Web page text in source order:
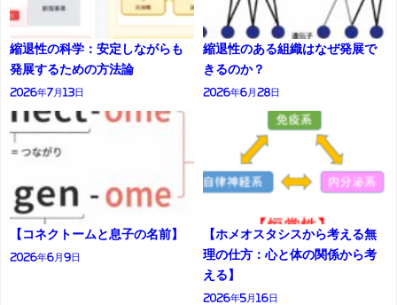
縮退性の科学：安定しながらも
発展するための方法論
2026年7月13日
縮退性のある組織はなぜ発展で
きるのか？
2026年6月28日
【コネクトームと息子の名前】
2026年6月9日
【ホメオスタシスから考える無
理の仕方：心と体の関係から考
える】
2026年5月16日